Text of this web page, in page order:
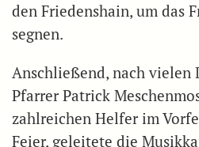
den Friedenshain, um das
segnen.
Anschließend, nach vielen
Pfarrer Patrick
zahlreichen Helfer im
Feier, geleitete die